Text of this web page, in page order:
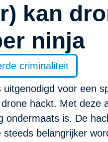
kan
ninja
criminaliteit
voor een
hackt. Met
ondermaats is. De
belangrijker